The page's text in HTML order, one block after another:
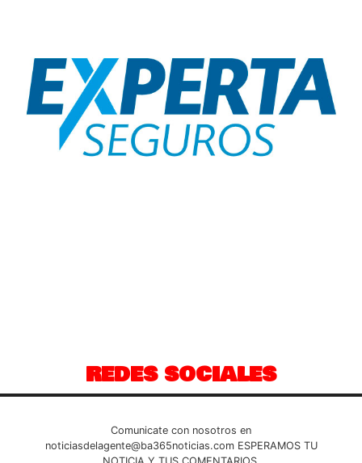
REDES SOCIALES
Comunicate con nosotros en
noticiasdelagente@ba365noticias.comESPERAMOS TU